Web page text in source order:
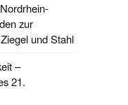
zur
und Stahl
–
21.